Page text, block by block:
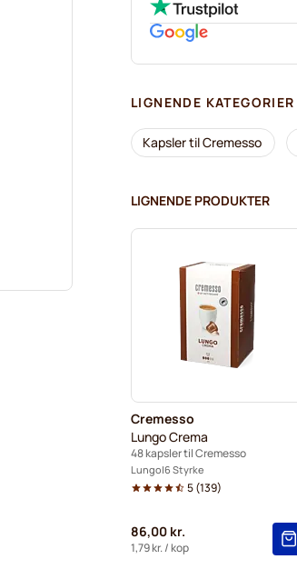
LIGNENDE KATEGORIER
Kapsler til Cremesso
LIGNENDE PRODUKTER
Cremesso
Lungo Crema
48 kapsler til Cremesso
Lungo 6 Styrke
5(139)
86,00 kr.
1,79 kr./ kop